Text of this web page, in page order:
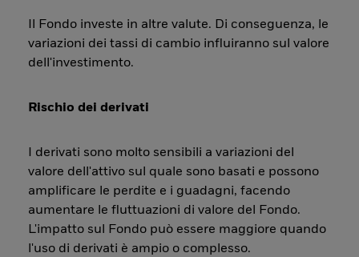
Il Fondo investe in altre valute. Di conseguenza, le
variazioni dei tassi di cambio influiranno sul valore
dell'investimento.
Rischio dei derivati
I derivati sono molto sensibili a variazioni del
valore dell'attivo sul quale sono basati e possono
amplificare le perdite e i guadagni, facendo
aumentare le fluttuazioni di valore del Fondo.
L'impatto sul Fondo può essere maggiore quando
l'uso di derivati è ampio o complesso.